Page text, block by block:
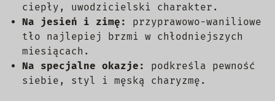
ciepły, uwodzicielski charakter.
Na jesień i zimę:
przyprawowo-waniliowe
tło najlepiej brzmi w chłodniejszych
miesiącach.
Na specjalne okazje:
podkreśla pewność
siebie, styl i męską charyzmę.